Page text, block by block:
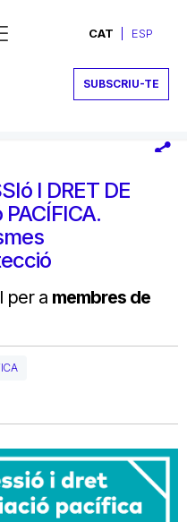
CAT ESP
SUBSCRIU-TE
I DRET DE
per a membres de